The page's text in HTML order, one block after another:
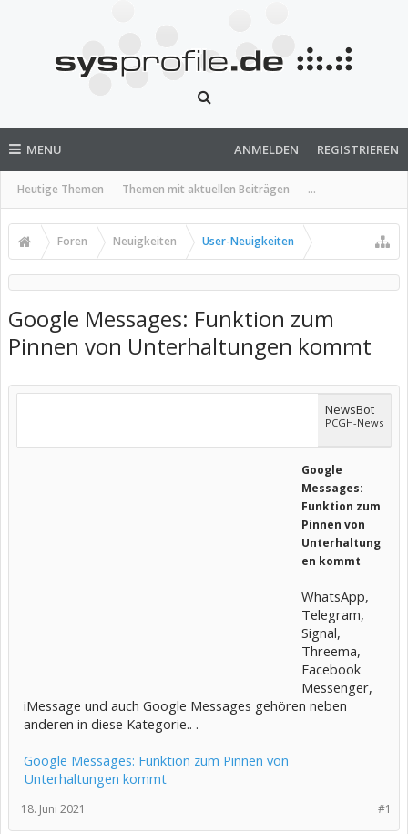
MENU
Heutige Themen Themen mit aktuellen Beiträgen ...
ANMELDEN REGISTRIEREN
Foren Neuigkeiten User-Neuigkeiten
Google Messages: Funktion zum
Pinnen von Unterhaltungen kommt
NewsBot
PCGH-News
Google
Messages:
Funktion zum
Pinnen von
Unterhaltung
en kommt
WhatsApp,
Telegram,
Signal,
Threema,
Facebook
Messenger,
iMessage und auch Google Messages gehören neben
anderen in diese Kategorie.. .
Google Messages: Funktion zum Pinnen von
Unterhaltungen kommt
#1
18. Juni 2021